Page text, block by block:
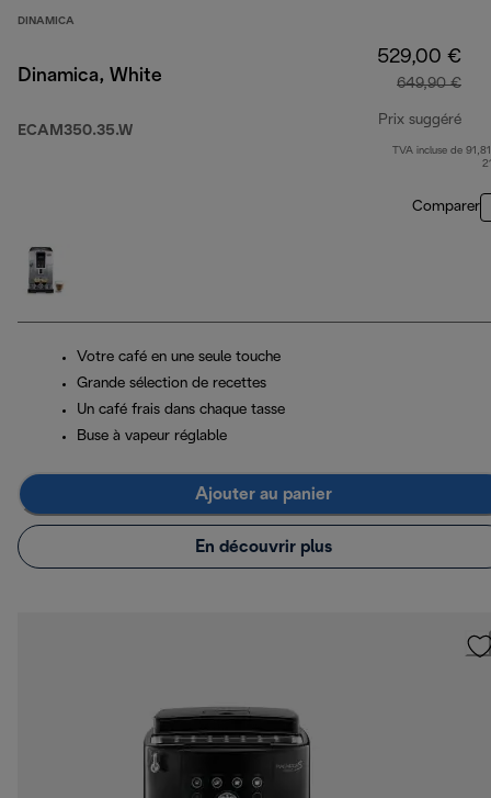
DINAMICA
Dinamica, White
ECAM350.35.W
529,00 €
649,90 €
Prix suggéré
TVA incluse de
Comparer
Votre café en une seule touche
Grande sélection de recettes
Un café frais dans chaque tasse
Buse à vapeur réglable
Ajouter au panier
En découvrir plus